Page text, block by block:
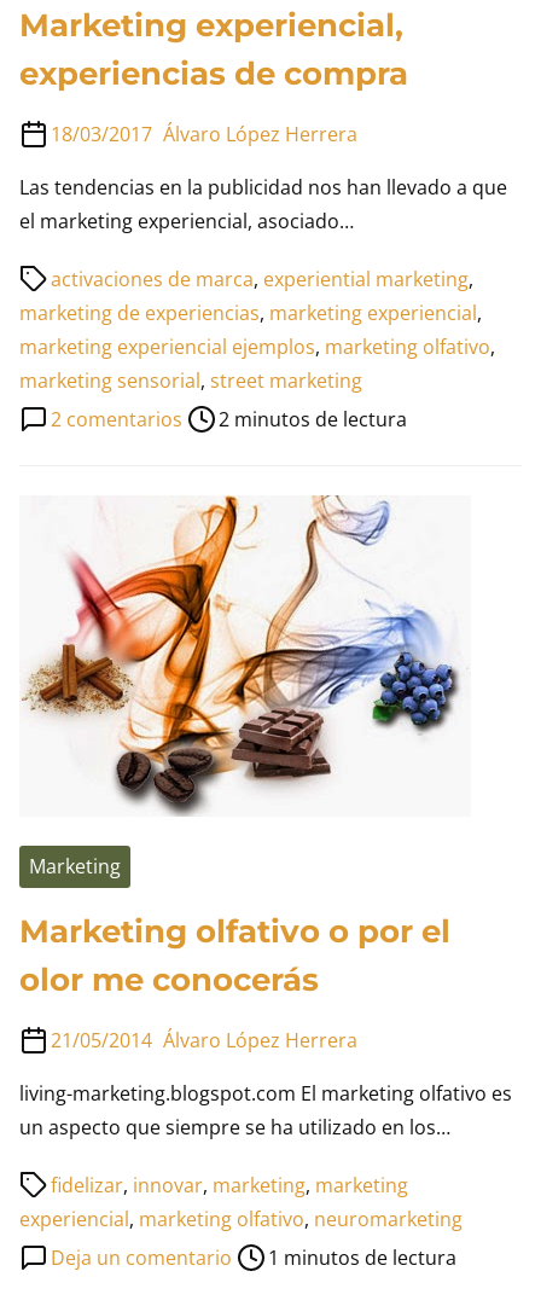
Marketing experiencial,
experiencias de compra
18/03/2017 Álvaro López Herrera
Las tendencias en la publicidad nos han llevado a que
el marketing experiencial, asociado…
activaciones de marca, experiential marketing,
marketing de experiencias, marketing experiencial,
marketing experiencial ejemplos, marketing olfativo,
marketing sensorial, street marketing
2 comentarios en
experiencias
de
compra
Tiempo
de
lectura
de
la
2 minutos de lectura
Marketing
Marketing olfativo o por el
olor me conocerás
21/05/2014 Álvaro López Herrera
living-marketing.blogspot.com El marketing olfativo es
un aspecto que siempre se ha utilizado en los…
fidelizar, innovar, marketing, marketing
experiencial, marketing olfativo, neuromarketing
Deja un comentario en
Tiempo
de
lectura
1 minutos de lectura